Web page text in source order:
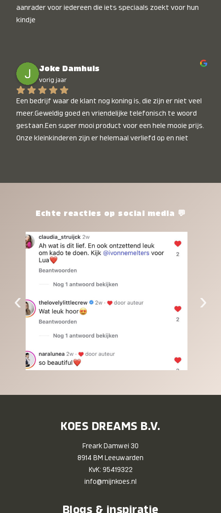
aanrader voor iedereen die iets speciaals zoekt voor hun
kindje
Joke Damhuis
vorig jaar
Een bedrijf waar de klant nog koning is, die zijn er niet veel
meer.Geweldig goed en vriendelijke telefonisch te woord
gestaan.Een super mooi product voor een hele mooie prijs.
Onze kleinkinderen zijn er helemaal verliefd op en niet
het waard.Echte reacties op social media 💬
‹ ›
KOES DREAMS B.V.
Freark Damwei 30
8914 BM Leeuwarden
KvK: 95419322
info@mijnkoes.nl
Blogs & inspiratie